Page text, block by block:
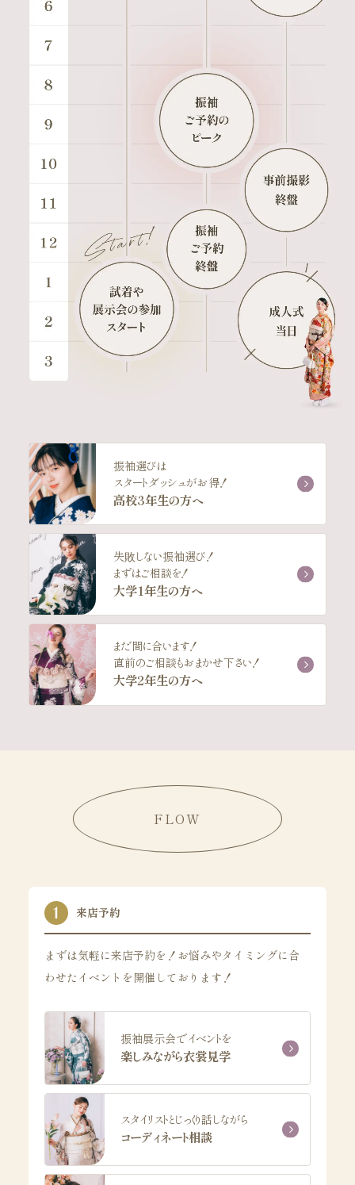
振袖選びは
スタートダッシュがお得！
高校3年生の方へ
失敗しない振袖選び！
まずはご相談を！
大学1年生の方へ
まだ間に合います！
直前のご相談もおまかせ下さい！
大学2年生の方へ
FLOW
来店予約
まずは気軽に来店予約を！お悩みやタイミングに合
わせたイベントを開催しております！
振袖展示会でイベントを
楽しみながら衣裳見学
スタイリストとじっくり話しながら
コーディネート相談